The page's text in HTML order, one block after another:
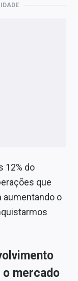
12% do
que
aumentando o
o mercado